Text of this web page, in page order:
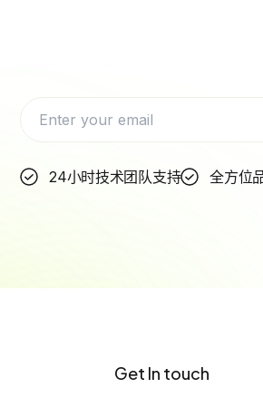
24小时技术团队支持 全方位
Get In touch